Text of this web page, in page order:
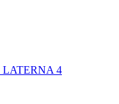
LATERNA 4